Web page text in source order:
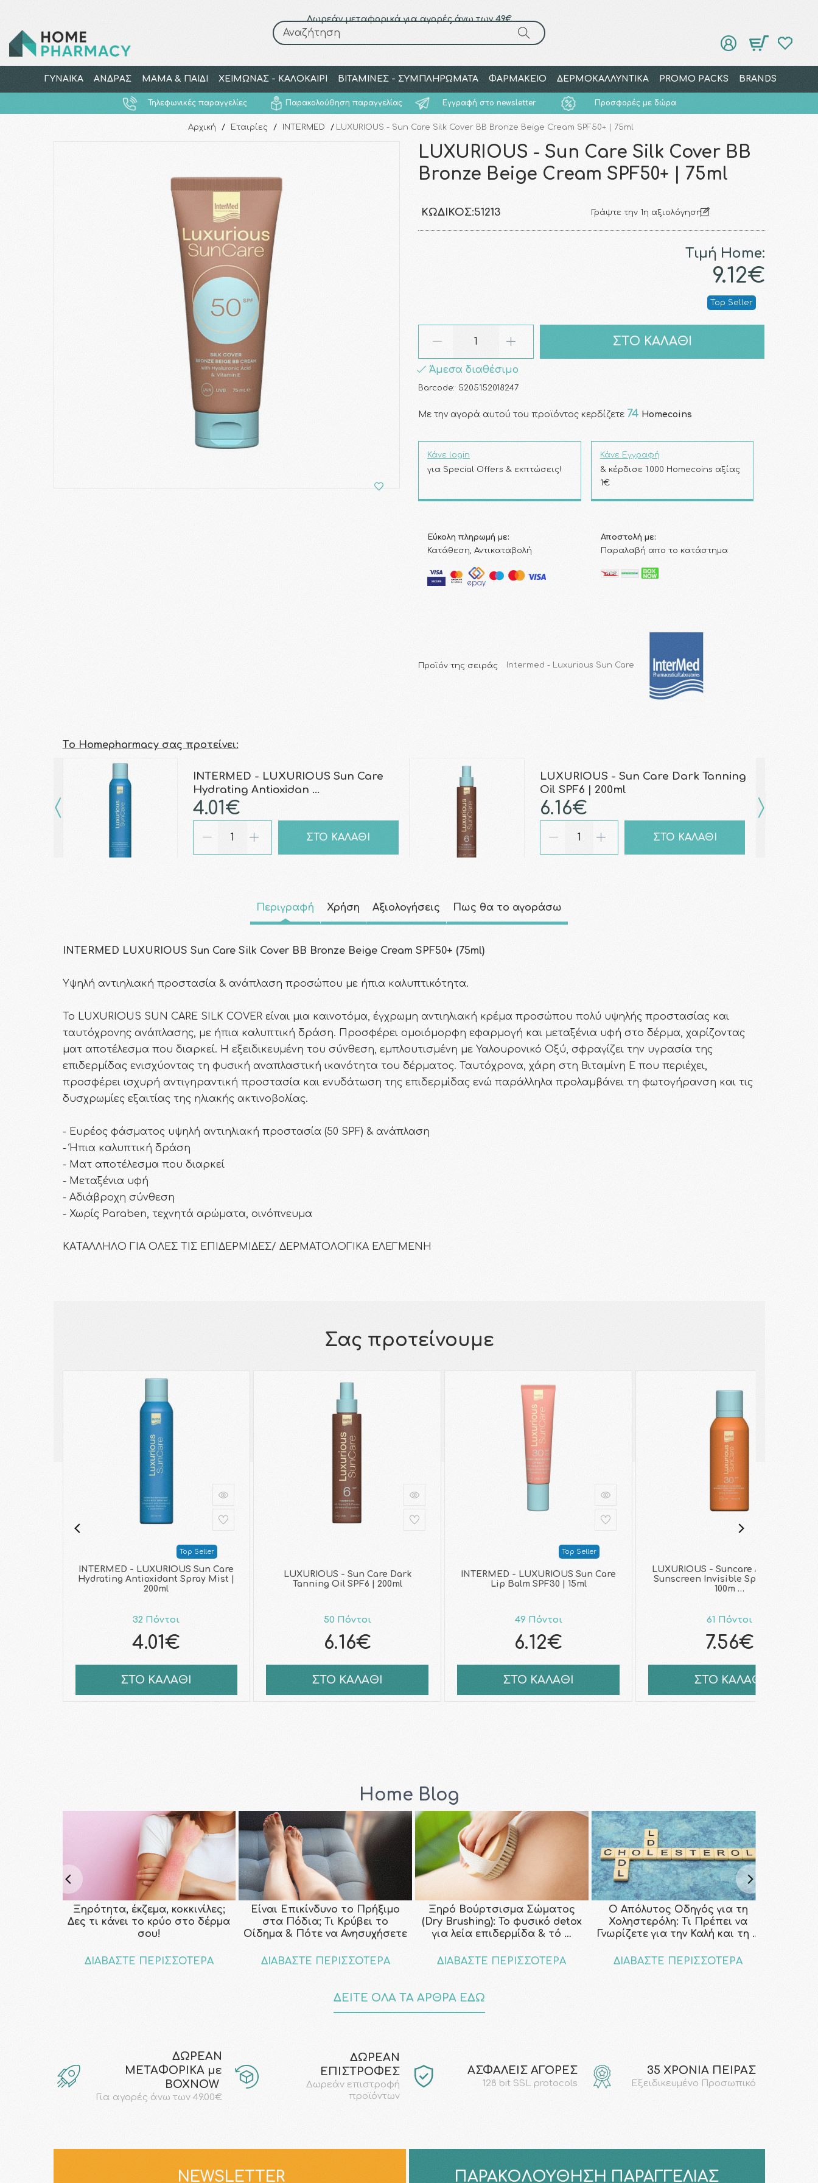
Δωρεάν μεταφορικά για αγορές άνω των 49€
Αναζήτηση
ΓΥΝΑΙΚΑ ΑΝΔΡΑΣ ΜΑΜΑ & ΠΑΙΔΙ ΧΕΙΜΩΝΑΣ - ΚΑΛΟΚΑΙΡΙ ΒΙΤΑΜΙΝΕΣ - ΣΥΜΠΛΗΡΩΜΑΤΑ ΦΑΡΜΑΚΕΙΟ ΔΕΡΜΟΚΑΛΛΥΝΤΙΚΑ PROMO PACKS BRANDS
Τηλεφωνικές παραγγελίες Παρακολούθηση παραγγελίας Εγγραφή στο newsletter Προσφορές με δώρα
Αναζήτηση
Αρχική / Εταιρίες / INTERMED / LUXURIOUS - Sun Care Silk Cover BB Bronze Beige Cream SPF50+ | 75ml
LUXURIOUS - Sun Care Silk Cover BB
Bronze Beige Cream SPF50+ | 75ml
ΚΩΔΙΚΌΣ:51213 Γράψτε την 1η αξιολόγηση
Τιμή Home:
9.12€
Top Seller
ΣΤΟ ΚΑΛΑΘΙ
Άμεσα διαθέσιμο
Barcode: 5205152018247
Με την αγορά αυτού του προϊόντος κερδίζετε 74 Homecoins
Κάνε login
για Special Offers & εκπτώσεις!
Κάνε Εγγραφή
& κέρδισε 1.000 Homecoins αξίας
1€
Εύκολη πληρωμή με:
Κατάθεση, Αντικαταβολή
Αποστολή με:
Παραλαβή απο το κατάστημα
Προϊόν της σειράς Intermed - Luxurious Sun Care
Τo Homepharmacy σας προτείνει:
INTERMED - LUXURIOUS Sun Care
Hydrating Antioxidan …
4.01€
ΣΤΟ ΚΑΛΑΘΙ
LUXURIOUS - Sun Care Dark Tanning
Oil SPF6 | 200ml
6.16€
ΣΤΟ ΚΑΛΑΘΙ
Περιγραφή Χρήση Αξιολογήσεις Πως θα το αγοράσω
INTERMED LUXURIOUS Sun Care Silk Cover BB Bronze Beige Cream SPF50+ (75ml)
Υψηλή αντιηλιακή προστασία & ανάπλαση προσώπου με ήπια καλυπτικότητα.
To LUXURIOUS SUN CARE SILK COVER είναι μια καινοτόμα, έγχρωμη αντιηλιακή κρέμα προσώπου πολύ υψηλής προστασίας και
ταυτόχρονης ανάπλασης, με ήπια καλυπτική δράση. Προσφέρει ομοιόμορφη εφαρμογή και μεταξένια υφή στο δέρμα, χαρίζοντας
ματ αποτέλεσμα που διαρκεί. Η εξειδικευμένη του σύνθεση, εμπλουτισμένη με Υαλουρονικό Οξύ, σφραγίζει την υγρασία της
επιδερμίδας ενισχύοντας τη φυσική αναπλαστική ικανότητα του δέρματος. Ταυτόχρονα, χάρη στη Βιταμίνη Ε που περιέχει,
προσφέρει ισχυρή αντιγηραντική προστασία και ενυδάτωση της επιδερμίδας ενώ παράλληλα προλαμβάνει τη φωτογήρανση και τις
δυσχρωμίες εξαιτίας της ηλιακής ακτινοβολίας.
- Ευρέος φάσματος υψηλή αντιηλιακή προστασία (50 SPF) & ανάπλαση
- Ήπια καλυπτική δράση
- Ματ αποτέλεσμα που διαρκεί
- Μεταξένια υφή
- Αδιάβροχη σύνθεση
- Χωρίς Paraben, τεχνητά αρώματα, οινόπνευμα
KAΤΑΛΛΗΛΟ ΓΙΑ ΟΛΕΣ ΤΙΣ ΕΠΙΔΕΡΜΙΔΕΣ/ ΔΕΡΜΑΤΟΛΟΓΙΚΑ ΕΛΕΓΜΕΝΗ
Σας προτείνουμε
Top Seller
INTERMED - LUXURIOUS Sun Care
Hydrating Antioxidant Spray Mist |
200ml
32 Πόντοι
4.01€
ΣΤΟ ΚΑΛΑΘΙ
LUXURIOUS - Sun Care Dark
Tanning Oil SPF6 | 200ml
50 Πόντοι
6.16€
ΣΤΟ ΚΑΛΑΘΙ
Top Seller
INTERMED - LUXURIOUS Sun Care
Lip Balm SPF30 | 15ml
49 Πόντοι
6.12€
ΣΤΟ ΚΑΛΑΘΙ
LUXURIOUS - Suncare Antioxidant
Sunscreen Invisible Spray SPF30 |
100m …
61 Πόντοι
7.56€
ΣΤΟ ΚΑΛΑΘΙ
Home Blog
Ξηρότητα, έκζεμα, κοκκινίλες;
Δες τι κάνει το κρύο στο δέρμα
σου!
ΔΙΑΒΑΣΤΕ ΠΕΡΙΣΣΟΤΕΡΑ
Είναι Επικίνδυνο το Πρήξιμο
στα Πόδια; Τι Κρύβει το
Οίδημα & Πότε να Ανησυχήσετε
ΔΙΑΒΑΣΤΕ ΠΕΡΙΣΣΟΤΕΡΑ
Ξηρό Βούρτσισμα Σώματος
(Dry Brushing): Το φυσικό detox
για λεία επιδερμίδα & τό …
ΔΙΑΒΑΣΤΕ ΠΕΡΙΣΣΟΤΕΡΑ
Ο Απόλυτος Οδηγός για τη
Χοληστερόλη: Τι Πρέπει να
Γνωρίζετε για την Καλή και τη …
ΔΙΑΒΑΣΤΕ ΠΕΡΙΣΣΟΤΕΡΑ
ΔΕΙΤΕ ΟΛΑ ΤΑ ΑΡΘΡΑ ΕΔΩ
ΔΩΡΕΑΝ
ΜΕΤΑΦΟΡΙΚΑ με
ΒΟΧΝΟW
Για αγορές άνω των 49.00€
ΔΩΡΕΑΝ
ΕΠΙΣΤΡΟΦΕΣ
Δωρεάν επιστροφή
προϊόντων
AΣΦΑΛΕΙΣ ΑΓΟΡΕΣ
128 bit SSL protocols
35 ΧΡΟΝΙΑ ΠΕΙΡΑΣ
Εξειδικευμένο Προσωπικό
NEWSLETTER ΠΑΡΑΚΟΛΟΎΘΗΣΗ ΠΑΡΑΓΓΕΛΊΑΣ